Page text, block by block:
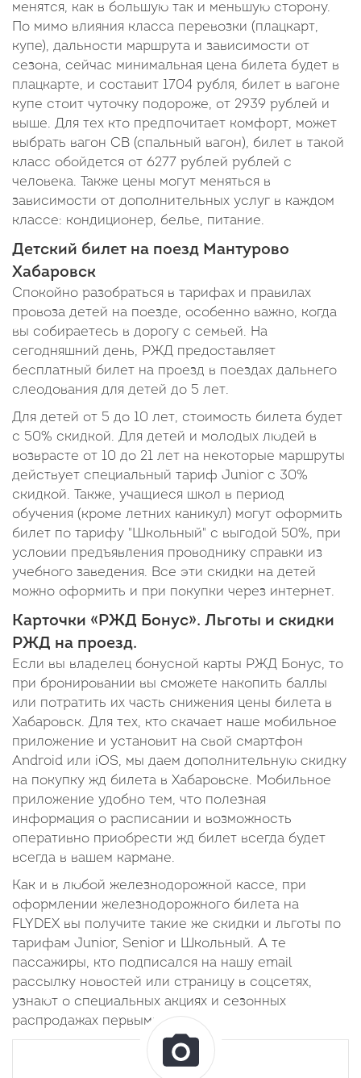
менятся, как в большую так и меньшую сторону.
По мимо влияния класса перевозки (плацкарт,
купе), дальности маршрута и зависимости от
сезона, сейчас минимальная цена билета будет в
плацкарте, и составит 1704 рубля, билет в вагоне
купе стоит чуточку подороже, от 2939 рублей и
выше. Для тех кто предпочитает комфорт, может
выбрать вагон СВ (спальный вагон), билет в такой
класс обойдется от 6277 рублей рублей с
человека. Также цены могут меняться в
зависимости от дополнительных услуг в каждом
классе: кондиционер, белье, питание.
Детский билет на поезд Мантурово
Хабаровск
Спокойно разобраться в тарифах и правилах
провоза детей на поезде, особенно важно, когда
вы собираетесь в дорогу с семьей. На
сегодняшний день, РЖД предоставляет
бесплатный билет на проезд в поездах дальнего
слеодования для детей до 5 лет.
Для детей от 5 до 10 лет, стоимость билета будет
с 50% скидкой. Для детей и молодых людей в
возврасте от 10 до 21 лет на некоторые маршруты
действует специальный тариф Junior c 30%
скидкой. Также, учащиеся школ в период
обучения (кроме летних каникул) могут оформить
билет по тарифу "Школьный" с выгодой 50%, при
условии предъявления проводнику справки из
учебного заведения. Все эти скидки на детей
можно оформить и при покупки через интернет.
Карточки «РЖД Бонус». Льготы и скидки
РЖД на проезд.
Если вы владелец бонусной карты РЖД Бонус, то
при бронировании вы сможете накопить баллы
или потратить их часть снижения цены билета в
Хабаровск. Для тех, кто скачает наше мобильное
приложение и установит на свой смартфон
Android или iOS, мы даем дополнительную скидку
на покупку жд билета в Хабаровске. Мобильное
приложение удобно тем, что полезная
информация о расписании и возможность
оперативно приобрести жд билет всегда будет
всегда в вашем кармане.
Как и в любой железнодорожной кассе, при
оформлении железнодорожного билета на
FLYDEX вы получите такие же скидки и льготы по
тарифам Junior, Senior и Школьный. А те
пассажиры, кто подписался на нашу email
рассылку новостей или страницу в соцсетях,
узнают о специальных акциях и сезонных
распродажах первыми.